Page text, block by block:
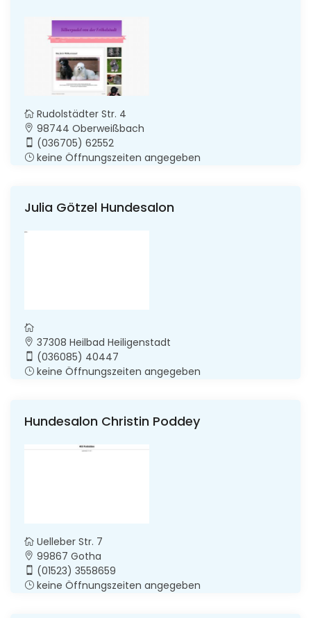
Rudolstädter Str. 4
98744 Oberweißbach
(036705) 62552
keine Öffnungszeiten angegeben
Julia Götzel Hundesalon
37308 Heilbad Heiligenstadt
(036085) 40447
keine Öffnungszeiten angegeben
Hundesalon Christin Poddey
Uelleber Str. 7
99867 Gotha
(01523) 3558659
keine Öffnungszeiten angegeben